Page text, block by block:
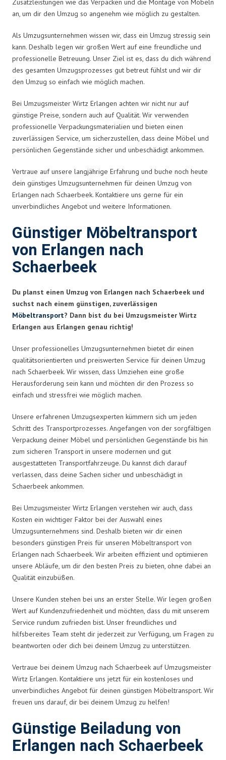
Zusatzleistungen wie das Verpacken und die Montage von Möbeln
an, um dir den Umzug so angenehm wie möglich zu gestalten.
Als Umzugsunternehmen wissen wir, dass ein Umzug stressig sein
kann. Deshalb legen wir großen Wert auf eine freundliche und
professionelle Betreuung. Unser Ziel ist es, dass du dich während
des gesamten Umzugsprozesses gut betreut fühlst und wir dir
den Umzug so einfach wie möglich machen.
Bei Umzugsmeister Wirtz Erlangen achten wir nicht nur auf
günstige Preise, sondern auch auf Qualität. Wir verwenden
professionelle Verpackungsmaterialien und bieten einen
zuverlässigen Service, um sicherzustellen, dass deine Möbel und
persönlichen Gegenstände sicher und unbeschädigt ankommen.
Vertraue auf unsere langjährige Erfahrung und buche noch heute
dein günstiges Umzugsunternehmen für deinen Umzug von
Erlangen nach Schaerbeek. Kontaktiere uns gerne für ein
unverbindliches Angebot und weitere Informationen.
Günstiger Möbeltransport
von Erlangen nach
Schaerbeek
Du planst einen Umzug von Erlangen nach Schaerbeek und
suchst nach einem günstigen, zuverlässigen
Möbeltransport? Dann bist du bei Umzugsmeister Wirtz
Erlangen aus Erlangen genau richtig!
Unser professionelles Umzugsunternehmen bietet dir einen
qualitätsorientierten und preiswerten Service für deinen Umzug
nach Schaerbeek. Wir wissen, dass Umziehen eine große
Herausforderung sein kann und möchten dir den Prozess so
einfach und stressfrei wie möglich machen.
Unsere erfahrenen Umzugsexperten kümmern sich um jeden
Schritt des Transportprozesses. Angefangen von der sorgfältigen
Verpackung deiner Möbel und persönlichen Gegenstände bis hin
zum sicheren Transport in unsere modernen und gut
ausgestatteten Transportfahrzeuge. Du kannst dich darauf
verlassen, dass deine Sachen sicher und unbeschädigt in
Schaerbeek ankommen.
Bei Umzugsmeister Wirtz Erlangen verstehen wir auch, dass
Kosten ein wichtiger Faktor bei der Auswahl eines
Umzugsunternehmens sind. Deshalb bieten wir dir einen
besonders günstigen Preis für unseren Möbeltransport von
Erlangen nach Schaerbeek. Wir arbeiten effizient und optimieren
unsere Abläufe, um dir den besten Preis zu bieten, ohne dabei an
Qualität einzubüßen.
Unsere Kunden stehen bei uns an erster Stelle. Wir legen großen
Wert auf Kundenzufriedenheit und möchten, dass du mit unserem
Service rundum zufrieden bist. Unser freundliches und
hilfsbereites Team steht dir jederzeit zur Verfügung, um Fragen zu
beantworten oder dich bei deinem Umzug zu unterstützen.
Vertraue bei deinem Umzug nach Schaerbeek auf Umzugsmeister
Wirtz Erlangen. Kontaktiere uns jetzt für ein kostenloses und
unverbindliches Angebot für deinen günstigen Möbeltransport. Wir
freuen uns darauf, dir bei deinem Umzug zu helfen!
Günstige Beiladung von
Erlangen nach Schaerbeek